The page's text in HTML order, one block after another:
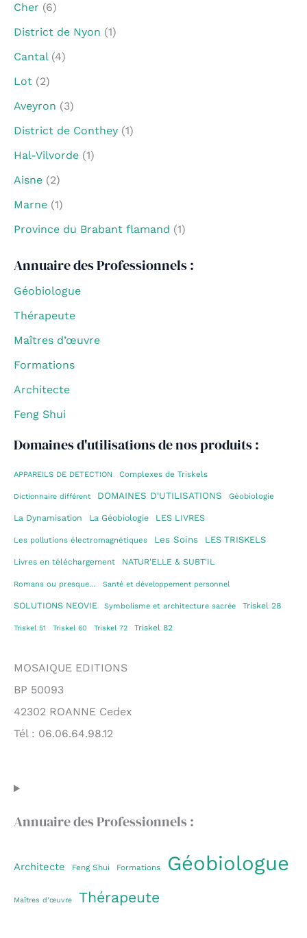
Cher (6)
District de Nyon (1)
Cantal(4)
Lot (2)
Aveyron (3)
District de Conthey (1)
Hal-Vilvorde (1)
Aisne (2)
Marne (1)
Province du Brabant flamand (1)
Annuaire des Professionnels :
Géobiologue
Thérapeute
Maîtres d’œuvre
Formations
Architecte
Feng Shui
Domaines d'utilisations de nos produits :
APPAREILS DE DETECTION Complexes de Triskels
Dictionnaire différent DOMAINES D'UTILISATIONS Géobiologie
La Dynamisation La Géobiologie LES LIVRES
Les pollutions électromagnétiques Les Soins LES TRISKELS
Livres en téléchargement NATUR'ELLE & SUBT'IL
Romans ou presque… Santé et développement personnel
SOLUTIONS NEOVIE Symbolisme et architecture sacrée Triskel 28
Triskel 51 Triskel 60 Triskel 72 Triskel 82
MOSAIQUE EDITIONS
BP 50093
42302 ROANNE Cedex
Tél : 06.06.64.98.12
Annuaire des Professionnels :
Architecte Feng Shui Formations Géobiologue
Maîtres d’œuvre Thérapeute